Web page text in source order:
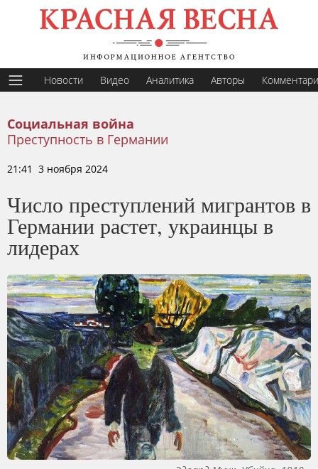
Новости Видео Аналитика Авторы
Социальная война
Преступность в Германии
21:41 3 ноября 2024
Число преступлений мигрантов в
Германии растет, украинцы в
лидерах